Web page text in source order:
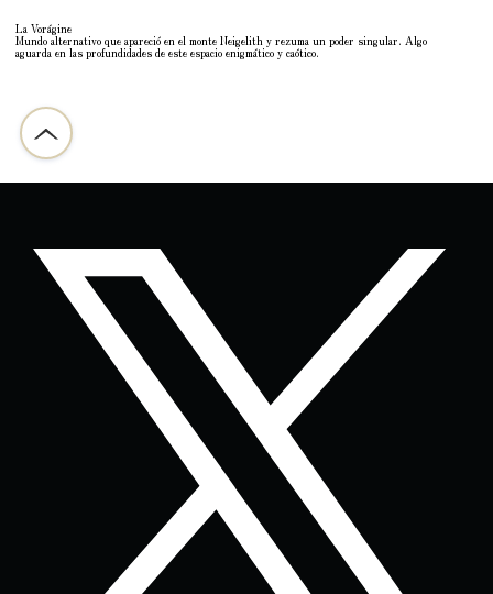
La Vorágine
Mundo alternativo que apareció en el monte Neigelith y rezuma un poder singular. Algo
aguarda en las profundidades de este espacio enigmático y caótico.